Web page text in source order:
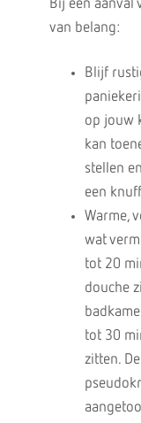
Bij een aanval
van belang:
Blijf
op jouw
kan
stellen
een
Warme,
wat
tot 20
douche
tot 30
zitten.